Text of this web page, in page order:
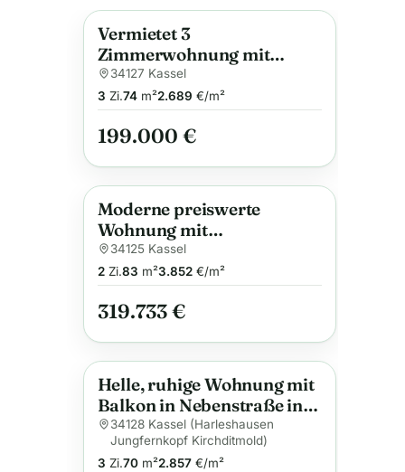
Neu Anzeige
Vermietet 3
Zimmerwohnung mit
Balkon, PKW-Stellplatz
und Kellerraum, Rendite
ca. 5,1%, AfA ca. 4,7%
34127 Kassel
3 Zi.74m²2.689 €/m²
199.000 €
Anzeige
Moderne preiswerte
Wohnung mit
Gartenzugang
34125 Kassel
2Zi.83 m²3.852€/m²
319.733 €
Anzeige
Helle, ruhige Wohnung mit
Balkon in Nebenstraße in
zentraler Lage nahe
Rehwiesen
34128 Kassel (Harleshausen
Jungfernkopf Kirchditmold)
3 Zi.70m²2.857€/m²